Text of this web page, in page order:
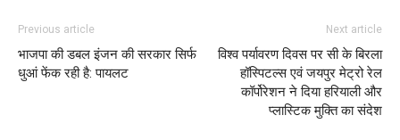
Previous article
भाजपा की डबल इंजन की सरकार सिर्फ
धुआं फेंक रही है: पायलट
Next article
विश्व पर्यावरण दिवस पर सी के बिरला
हॉस्पिटल्स एवं जयपुर मेट्रो रेल
कॉर्पोरेशन ने दिया हरियाली और
प्लास्टिक मुक्ति का संदेश